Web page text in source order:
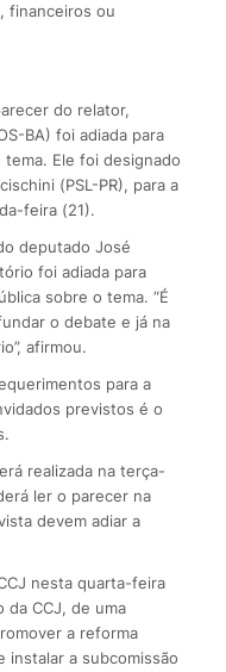
financeiros ou
do relator,
BA) foi adiada para
Ele foi designado
(PSL-PR), para a
feira (21).
deputado José
foi adiada para
sobre o tema. “É
o debate e já na
afirmou.
para a
previstos é o
realizada na terça-
ler o parecer na
devem adiar a
nesta quarta-feira
da CCJ, de uma
a reforma
instalar a subcomissão